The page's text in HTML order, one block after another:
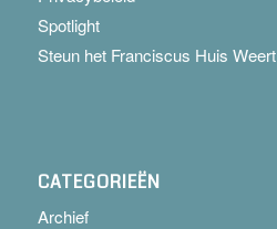
Spotlight
Steun het Franciscus Huis Weert
CATEGORIEËN
Archief